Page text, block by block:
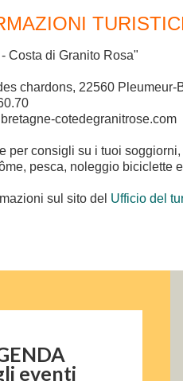
Costa di Granito Rosa"
chardons, 22560 Pleumeur-
cotedegranitrose.com
per consigli su i tuoi
pesca, noleggio biciclette
sul sito del Ufficio del
eventi